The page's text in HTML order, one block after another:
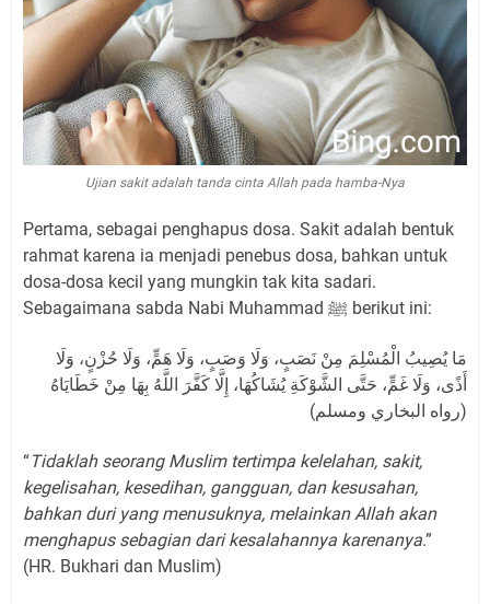
Ujian sakit adalah tanda cinta Allah pada hamba-Nya
Pertama, sebagai penghapus dosa. Sakit adalah bentuk
rahmat karena ia menjadi penebus dosa, bahkan untuk
dosa-dosa kecil yang mungkin tak kita sadari.
Sebagaimana sabda Nabi Muhammad ﷺ berikut ini:
مَا يُصِيبُ الْمُسْلِمَ مِنْ نَصَبٍ، وَلَا وَصَبٍ، وَلَا هَمٍّ، وَلَا حُزْنٍ، وَلَا
أَذًى، وَلَا غَمٍّ، حَتَّى الشَّوْكَةِ يُشَاكُهَا، إِلَّا كَفَّرَ اللَّهُ بِهَا مِنْ خَطَايَاهُ
(رواه البخاري ومسلم)
“Tidaklah seorang Muslim tertimpa kelelahan, sakit,
kegelisahan, kesedihan, gangguan, dan kesusahan,
bahkan duri yang menusuknya, melainkan Allah akan
menghapus sebagian dari kesalahannya karenanya.”
(HR. Bukhari dan Muslim)